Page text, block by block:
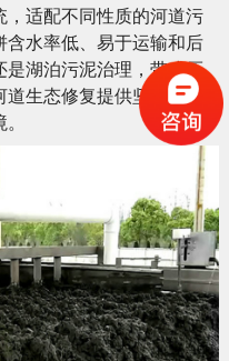
，适配不同性质的河道污
含水率低、易于运输和后
是湖泊污泥治理，带式压
道生态修复提供坚实保